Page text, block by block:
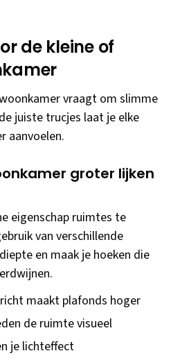
de kleine of
vraagt om slimme
juiste trucjes laat je elke
aanvoelen.
groter lijken
eigenschap ruimtes te
van verschillende
en maak je hoeken die
maakt plafonds hoger
de ruimte visueel
je lichteffect